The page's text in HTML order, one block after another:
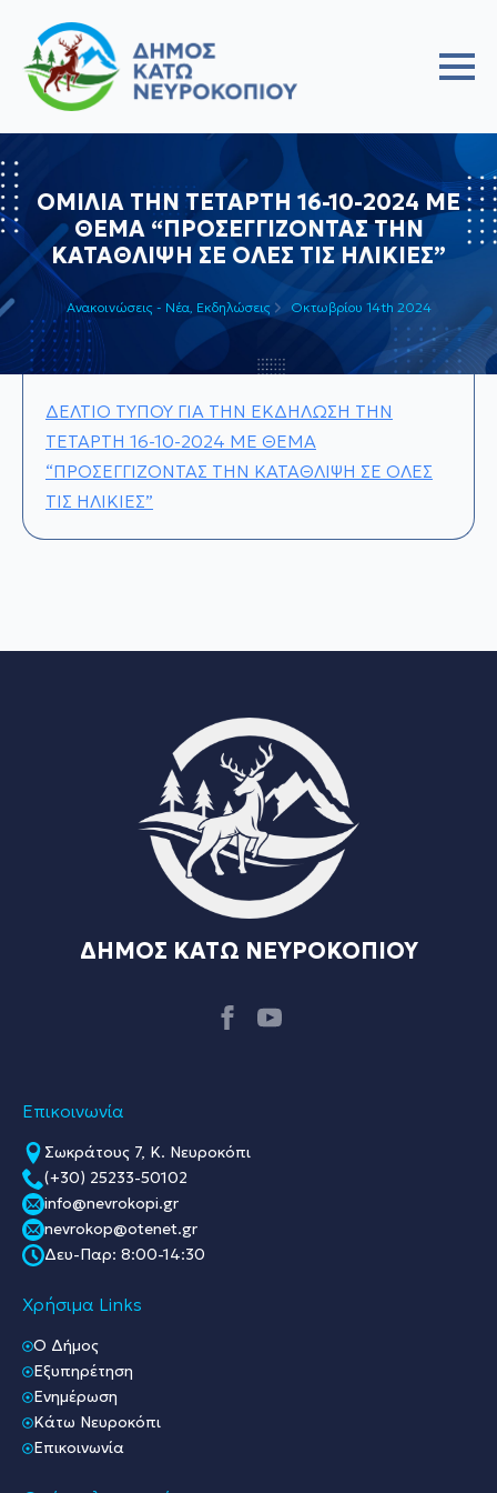
ΟΜΙΛΙΑ ΤΗΝ ΤΕΤΑΡΤΗ 16-10-2024 ΜΕ
ΘΕΜΑ “ΠΡΟΣΕΓΓΙΖΟΝΤΑΣ ΤΗΝ
ΚΑΤΑΘΛΙΨΗ ΣΕ ΟΛΕΣ ΤΙΣ ΗΛΙΚΙΕΣ”
Ανακοινώσεις - Νέα Εκδηλώσεις Οκτωβρίου 14th 2024
ΔΕΛΤΙΟ ΤΥΠΟΥ ΓΙΑ ΤΗΝ ΕΚΔΗΛΩΣΗ ΤΗΝ
ΤΕΤΑΡΤΗ 16-10-2024 ΜΕ ΘΕΜΑ
“ΠΡΟΣΕΓΓΙΖΟΝΤΑΣ ΤΗΝ ΚΑΤΑΘΛΙΨΗ ΣΕ ΟΛΕΣ
ΤΙΣ ΗΛΙΚΙΕΣ”
ΔΗΜΟΣ ΚΑΤΩ ΝΕΥΡΟΚΟΠΙΟΥ
Επικοινωνία
Σωκράτους 7, Κ. Νευροκόπι
(+30) 25233-50102
info@nevrokopi.gr
nevrokop@otenet.gr
Δευ-Παρ: 8:00-14:30
Χρήσιμα Links
O Δήμος
Εξυπηρέτηση
Ενημέρωση
Κάτω Νευροκόπι
Επικοινωνία